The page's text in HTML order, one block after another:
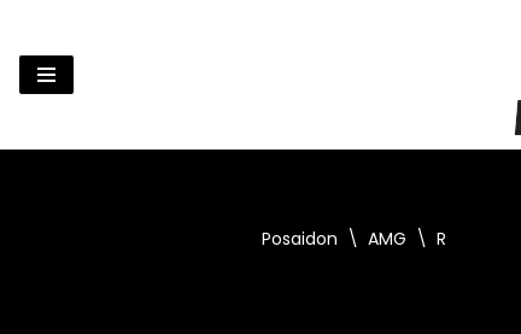
Zum
Inhalt
Posaidon \ AMG \ R